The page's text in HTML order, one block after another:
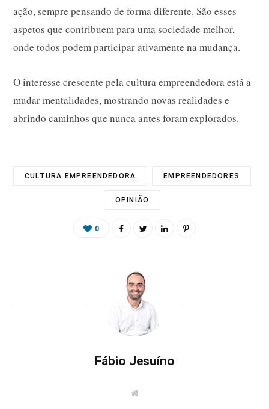
ação, sempre pensando de forma diferente. São esses
aspetos que contribuem para uma sociedade melhor,
onde todos podem participar ativamente na mudança.
O interesse crescente pela cultura empreendedora está a
mudar mentalidades, mostrando novas realidades e
abrindo caminhos que nunca antes foram explorados.
CULTURA EMPREENDEDORA EMPREENDEDORES
OPINIÃO
0
Fábio Jesuíno
W